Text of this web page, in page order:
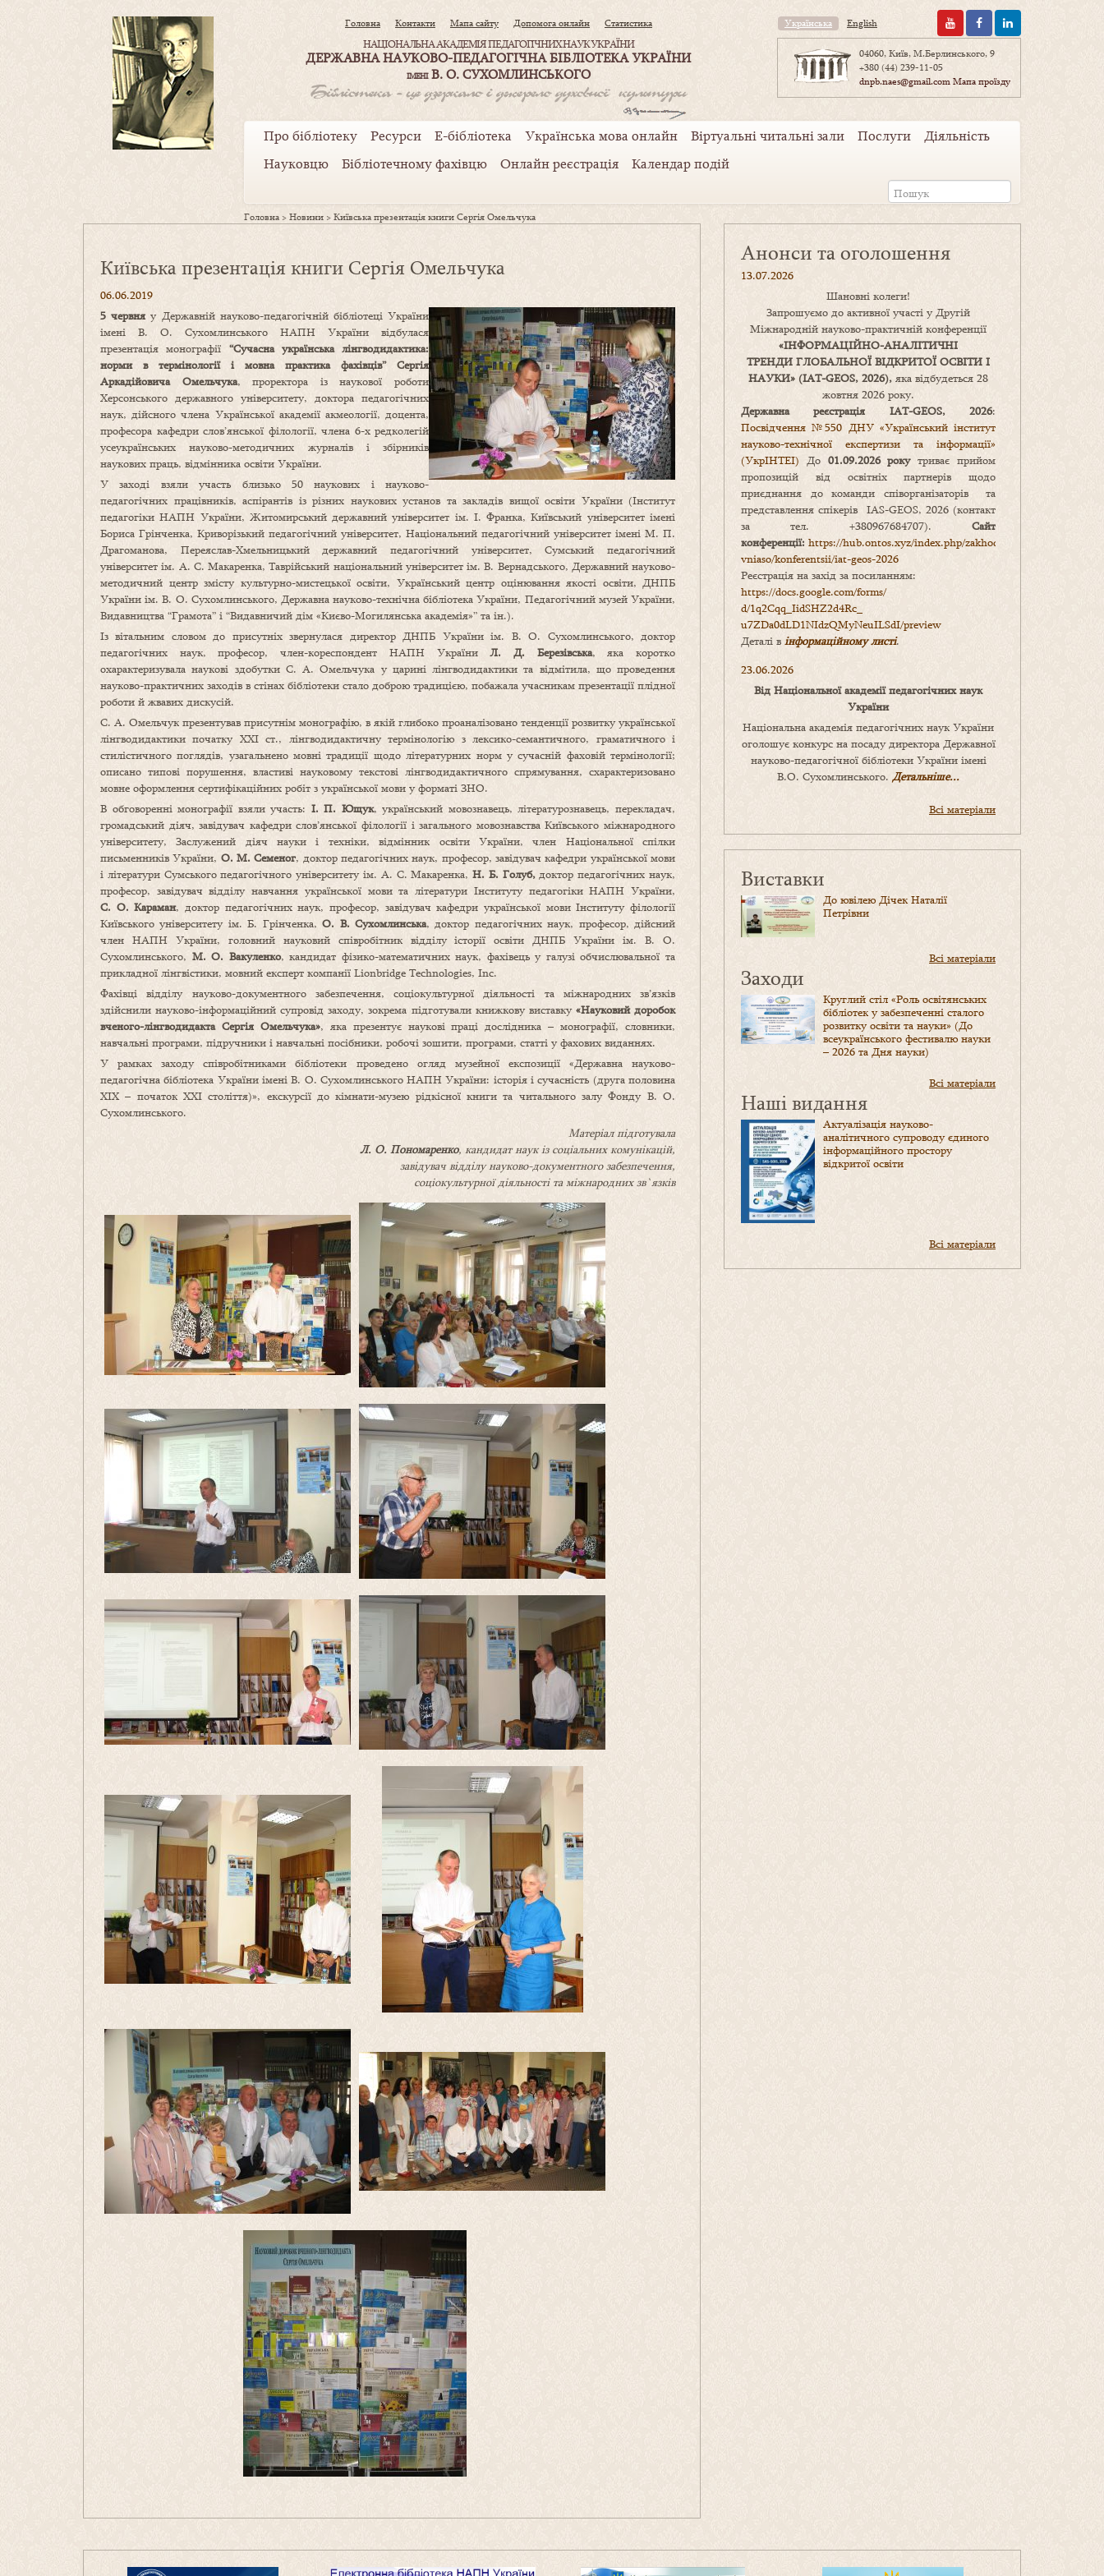
Головна Контакти Мапа сайту Допомога онлайн Статистика
НАЦІОНАЛЬНА АКАДЕМІЯ ПЕДАГОГІЧНИХ НАУК УКРАЇНИ
ДЕРЖАВНА НАУКОВО-ПЕДАГОГІЧНА БІБЛІОТЕКА УКРАЇНИ
ІМЕНІВ. О. СУХОМЛИНСЬКОГО
Українська English
04060, Київ, М.Берлинського, 9
+380 (44) 239-11-05
dnpb.naes@gmail.comМапа проїзду
Про бібліотеку Ресурси Е-бібліотека Українська мова онлайн Віртуальні читальні зали Послуги
Діяльність
Науковцю
Бібліотечному фахівцю Онлайн реєстрація Календар подій
Головна >Новини >Київська презентація книги Сергія Омельчука
Київська презентація книги Сергія Омельчука
06.06.2019
5 червня у Державній науково-педагогічній бібліотеці України
імені В. О. Сухомлинського НАПН України відбулася
презентація монографії “Сучасна українська лінгводидактика:
норми в термінології і мовна практика фахівців” Сергія
Аркадійовича Омельчука, проректора із наукової роботи
Херсонського державного університету, доктора педагогічних
наук, дійсного члена Української академії акмеології, доцента,
професора кафедри слов’янської філології, члена 6-х редколегій
усеукраїнських науково-методичних журналів і збірників
наукових праць, відмінника освіти України.
У заході взяли участь близько 50 наукових і науково-
педагогічних працівників, аспірантів із різних наукових установ та закладів вищої освіти України (Інститут
педагогіки НАПН України, Житомирський державний університет ім. І. Франка, Київський університет імені
Бориса Грінченка, Криворізький педагогічний університет, Національний педагогічний університет імені М. П.
Драгоманова, Переяслав-Хмельницький державний педагогічний університет, Сумський педагогічний
університет ім. А. С. Макаренка, Таврійський національний університет ім. В. Вернадського, Державний науково-
методичний центр змісту культурно-мистецької освіти, Український центр оцінювання якості освіти, ДНПБ
України ім. В. О. Сухомлинського, Державна науково-технічна бібліотека України, Педагогічний музей України,
Видавництва “Грамота” і “Видавничий дім «Києво-Могилянська академія»” та ін.).
Із вітальним словом до присутніх звернулася директор ДНПБ України ім. В. О. Сухомлинського, доктор
педагогічних наук, професор, член-кореспондент НАПН УкраїниЛ. Д. Березівська, яка коротко
охарактеризувала наукові здобутки С. А. Омельчука у царині лінгводидактики та відмітила, що проведення
науково-практичних заходів в стінах бібліотеки стало доброю традицією, побажала учасникам презентації плідної
роботи й жвавих дискусій.
С. А. Омельчук презентував присутнім монографію, в якій глибоко проаналізовано тенденції розвитку української
лінгводидактики початку ХХІ ст., лінгводидактичну термінологію з лексико-семантичного, граматичного і
стилістичного поглядів, узагальнено мовні традиції щодо літературних норм у сучасній фаховій термінології;
описано типові порушення, властиві науковому текстові лінгводидактичного спрямування, схарактеризовано
мовне оформлення сертифікаційних робіт з української мови у форматі ЗНО.
В обговоренні монографії взяли участь: І. П. Ющук, український мовознавець, літературознавець, перекладач,
громадський діяч, завідувач кафедри слов’янської філології і загального мовознавства Київського міжнародного
університету, Заслужений діяч науки і техніки, відмінник освіти України, член Національної спілки
письменників України, О. М. Семеног, доктор педагогічних наук, професор, завідувач кафедри української мови
і літератури Сумського педагогічного університету ім. А. С. Макаренка,Н. Б. Голуб,доктор педагогічних наук,
професор, завідувач відділу навчання української мови та літератури Інституту педагогіки НАПН України,
С. О. Караман, доктор педагогічних наук, професор, завідувач кафедри української мови Інституту філології
Київського університету ім. Б. Грінченка,О. В. Сухомлинська, доктор педагогічних наук, професор, дійсний
член НАПН України, головний науковий співробітник відділу історії освіти ДНПБ України ім. В. О.
Сухомлинського, М. О. Вакуленко, кандидат фізико-математичних наук, фахівець у галузі обчислювальної та
прикладної лінгвістики, мовний експерт компанії Lionbridge Technologies, Inc.
Фахівці відділу науково-документного забезпечення, соціокультурної діяльності та міжнародних зв’язків
здійснили науково-інформаційний супровід заходу, зокрема підготували книжкову виставку «Науковий доробок
вченого-лінгводидакта Сергія Омельчука», яка презентує наукові праці дослідника – монографії, словники,
навчальні програми, підручники і навчальні посібники, робочі зошити, програми, статті у фахових виданнях.
У рамках заходу співробітниками бібліотеки проведено огляд музейної експозиції «Державна науково-
педагогічна бібліотека України імені В. О. Сухомлинського НАПН України: історія і сучасність (друга половина
XIX – початок XXI століття)», екскурсії до кімнати-музею рідкісної книги та читального залу Фонду В. О.
Сухомлинського.
Матеріал підготувала
Л. О. Пономаренко, кандидат наук із соціальних комунікацій,
завідувач відділу науково-документного забезпечення,
соціокультурної діяльності та міжнародних зв`язків
Анонси та оголошення
13.07.2026
Шановні колеги!
Запрошуємо до активної участі у Другій
Міжнародній науково-практичній конференції
«ІНФОРМАЦІЙНО-АНАЛІТИЧНІ
ТРЕНДИ ГЛОБАЛЬНОЇ ВІДКРИТОЇ ОСВІТИ І
НАУКИ» (IAT-GEOS, 2026), яка відбудеться 28
жовтня 2026 року.
Державна реєстрація IAT-GEOS, 2026:
Посвідчення №550 ДНУ «Український інститут
науково-технічної експертизи та інформації»
(УкрІНТЕІ) До 01.09.2026 рокутриває прийом
пропозицій від освітніх партнерів щодо
приєднання до команди співорганізаторів та
представлення спікерів IAS-GEOS, 2026 (контакт
за тел. +380967684707). Сайт
конференції: https://hub.ontos.xyz/index.php/zakhody-
vniaso/konferentsii/iat-geos-2026
Реєстрація на захід за посиланням:
https://docs.google.com/forms/
d/1q2Cqq_IidSHZ2d4Rc_
u7ZDa0dLD1NIdzQMyNeuILSdI/preview
Деталі в інформаційному листі.
23.06.2026
Від Національної академії педагогічних наук
України
Національна академія педагогічних наук України
оголошує конкурс на посаду директора Державної
науково-педагогічної бібліотеки України імені
В.О. Сухомлинського. Детальніше...
Всі матеріали
Виставки
До ювілею Дічек Наталії
Петрівни
Всі матеріали
Заходи
Круглий стіл «Роль освітянських
бібліотек у забезпеченні сталого
розвитку освіти та науки» (До
всеукраїнського фестивалю науки
– 2026 та Дня науки)
Всі матеріали
Наші видання
Актуалізація науково-
аналітичного супроводу єдиного
інформаційного простору
відкритої освіти
Всі матеріали